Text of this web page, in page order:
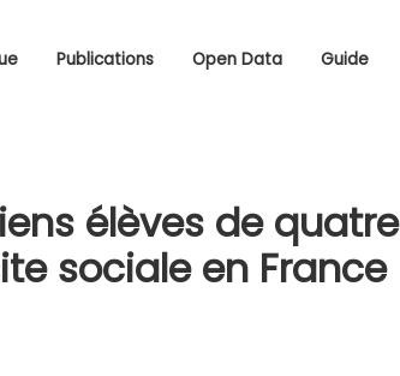
Publications Open Data Guide
élèves de quatre
sociale en France